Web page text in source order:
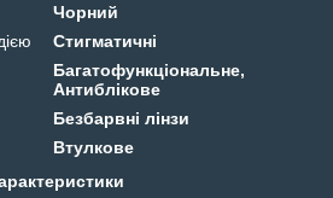
Чорний
Стигматичні
Багатофункціональне,
Антиблікове
Безбарвні лінзи
Втулкове